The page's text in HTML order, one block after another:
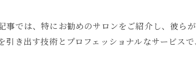
では、特にお勧めのサロンをご紹介し、彼ら
き出す技術とプロフェッショナルなサービス